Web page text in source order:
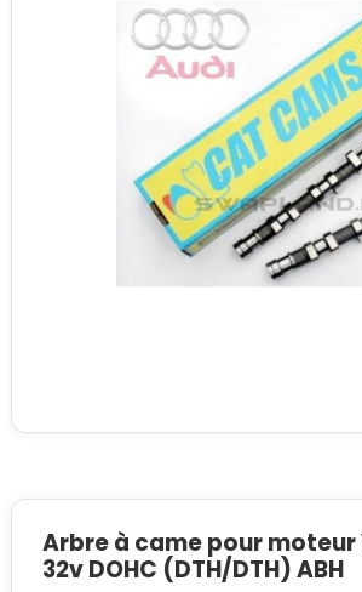
Arbre à came pour moteur
32v DOHC (DTH/DTH) ABH